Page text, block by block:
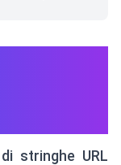
stringhe URL